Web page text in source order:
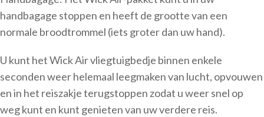
handbagage stoppen en heeft de grootte van een
normale broodtrommel (iets groter dan uw hand).
U kunt het Wick Air vliegtuigbedje binnen enkele
seconden weer helemaal leegmaken van lucht, opvouwen
en in het reiszakje terugstoppen zodat u weer snel op
weg kunt en kunt genieten van uw verdere reis.